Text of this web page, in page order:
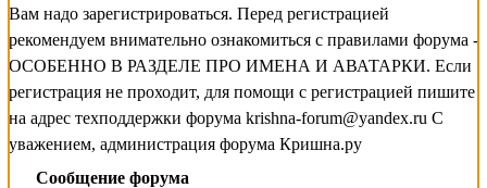
Вам надо зарегистрироваться. Перед регистрацией
рекомендуем внимательно ознакомиться с правилами форума -
ОСОБЕННО В РАЗДЕЛЕ ПРО ИМЕНА И АВАТАРКИ. Если
регистрация не проходит, для помощи с регистрацией пишите
на адрес техподдержки форума krishna-forum@yandex.ru С
уважением, администрация форума Кришна.ру
Сообщение форума